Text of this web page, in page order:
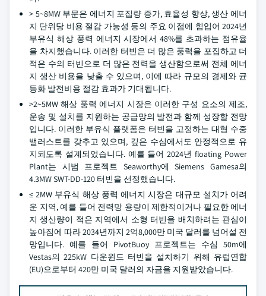
> 5~8MW 부문은 에너지 포집량 증가, 효율성 향상, 생산 에너
지 단위당 비용 절감 가능성 등의 주요 이점에 힘입어 2024년
부유식 해상 풍력 에너지 시장에서 48%를 초과하는 점유율
을 차지했습니다. 이러한 터빈은 더 많은 풍력을 포집하고 더
적은 수의 터빈으로 더 많은 전력을 생산함으로써 전체 에너
지 생산 비용을 낮출 수 있으며, 이에 따라 규모의 경제와 균
등화 발전비용 절감 효과가 기대됩니다.
>2~5MW 해상 풍력 에너지 시장은 이러한 구성 요소의 제조,
운송 및 설치를 지원하는 공급망의 발전과 함께 성장할 전망
입니다. 이러한 부유식 플랫폼은 터빈을 고정하는 대형 수중
밸러스트를 갖추고 있으며, 깊은 수심에서도 안정적으로 유
지되도록 설계되었습니다. 예를 들어 2024년 floating Power
Plant는 시범 프로젝트 Seaworthy에 Siemens Gamesa의
4.3MW SWT-DD-120 터빈을 선정했습니다.
≤ 2MW 부유식 해상 풍력 에너지 시장은 대규모 설치가 어려
운 지역, 예를 들어 전력망 용량이 제한적이거나 필요한 에너
지 생산량이 적은 지역에서 소형 터빈을 배치하려는 관심이
높아짐에 따라 2034년까지 2억8,000만 미국 달러를 넘어설 전
망입니다. 예를 들어 PivotBuoy 프로젝트는 수심 50m에
Vestas의 225kW 다운윈드 터빈을 설치하기 위해 유럽연합
(EU)으로부터 420만 미국 달러의 자금을 지원받았습니다.